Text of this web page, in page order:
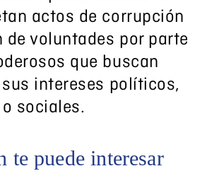
actos de corrupción
voluntades por parte
que buscan
intereses políticos,
sociales.
te puede interesar